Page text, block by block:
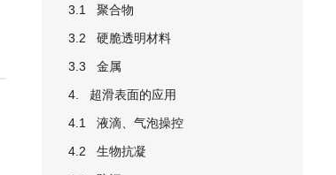
3.1 聚合物
3.2 硬脆透明材料
3.3 金属
4. 超滑表面的应用
4.1 液滴、气泡操控
4.2 生物抗凝